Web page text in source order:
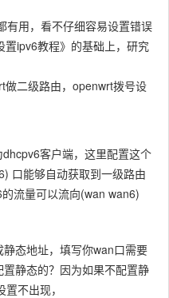
有用，看不仔细容易设置错误
ipv6教程》的基础上，研究
做二级路由，openwrt拨号设
客户端，这里配置这个
口能够自动获取到一级路由
流量可以流向(wan wan6)
态地址，填写你wan口需要
静态的？因为如果不配置静
不出现，